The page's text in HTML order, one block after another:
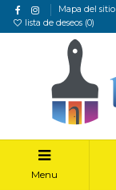
Mapa del sitio
lista de deseos (0)
Menu